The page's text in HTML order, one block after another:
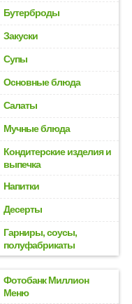
Бутерброды
Закуски
Супы
Основные блюда
Салаты
Мучные блюда
Кондитерские изделия и
выпечка
Напитки
Десерты
Гарниры, соусы,
полуфабрикаты
Фотобанк Миллион
Меню